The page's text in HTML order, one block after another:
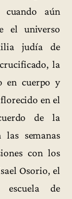
aún
el universo
judía de
la
en cuerpo y
en el
de la
semanas
con los
Osorio, el
de